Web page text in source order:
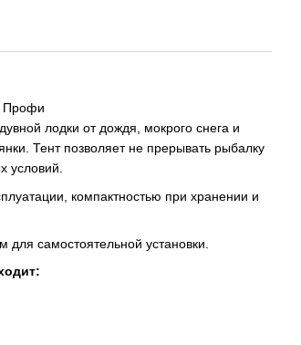
Профи
лодки от дождя, мокрого снега и
Тент позволяет не прерывать рыбалку
условий.
компактностью при хранении и
самостоятельной установки.